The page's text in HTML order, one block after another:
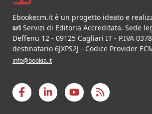
Ebookecm.it è un progetto ideato e
srl Servizi di Editoria Accreditata. Sede
Deffenu 12 - 09125 Cagliari IT - P.IVA
destinatario 6JXPS2J - Codice Provider
info@bookia.it